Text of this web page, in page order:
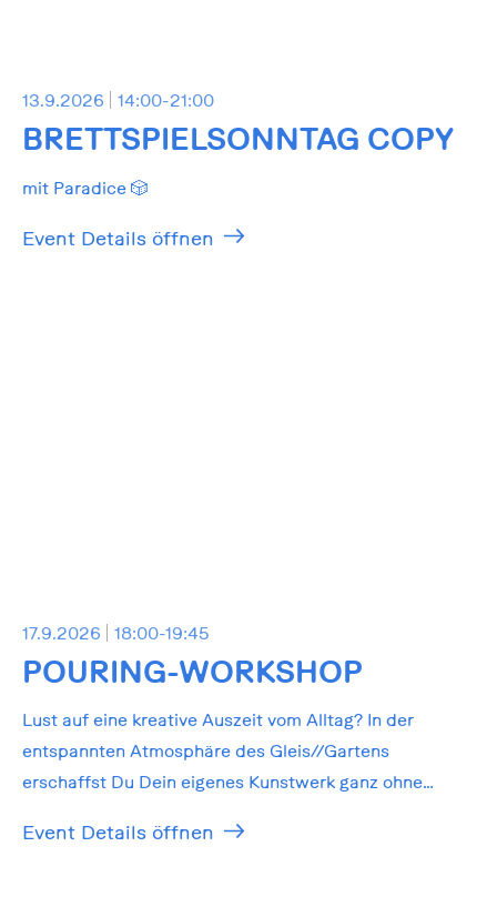
13.9.2026 14:00-21:00
BRETTSPIELSONNTAG COPY
mit Paradice 🎲
Event Details öffnen
17.9.2026 18:00-19:45
POURING-WORKSHOP
Lust auf eine kreative Auszeit vom Alltag? In der
entspannten Atmosphäre des Gleis//Gartens
erschaffst Du Dein eigenes Kunstwerk ganz ohne
Event Details öffnen